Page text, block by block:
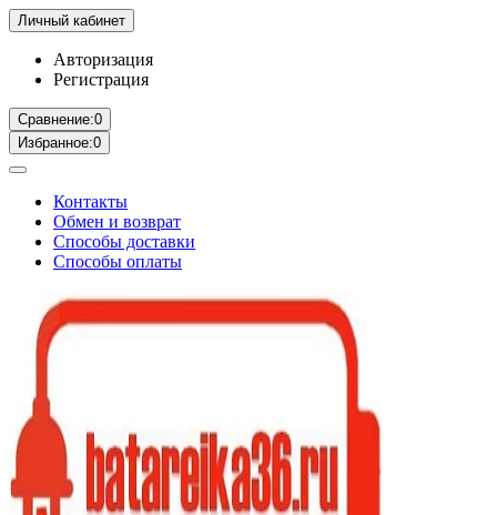
Личный кабинет
Авторизация
Регистрация
Сравнение:0
Избранное:0
Контакты
Обмен и возврат
Способы доставки
Способы оплаты